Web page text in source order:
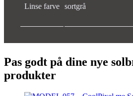
Linse farve sortgrå
Pas godt på dine nye
produkter